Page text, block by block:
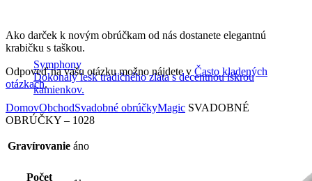
Symphony
Dokonalý lesk tradičného zlata s decentnou iskrou
kamienkov.
Ako darček k novým obrúčkam od nás dostanete elegantnú
krabičku s taškou.
Odpoveď na vašu otázku možno nájdete v Často kladených
otázkach.
DomovObchodSvadobné obrúčkyMagic SVADOBNÉ
OBRÚČKY – 1028
Gravírovanie áno
Počet